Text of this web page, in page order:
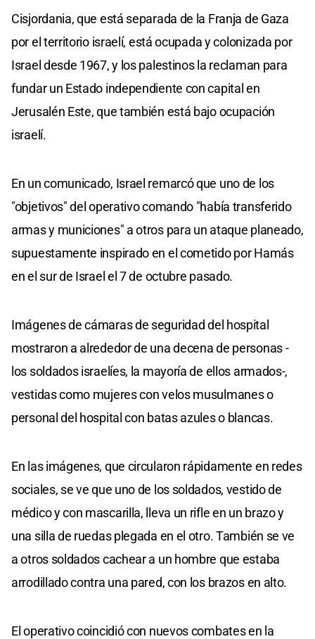
Cisjordania, que está separada de la Franja de Gaza
por el territorio israelí, está ocupada y colonizada por
Israel desde 1967, y los palestinos la reclaman para
fundar un Estado independiente con capital en
Jerusalén Este, que también está bajo ocupación
israelí.
En un comunicado, Israel remarcó que uno de los
"objetivos" del operativo comando "había transferido
armas y municiones" a otros para un ataque planeado,
supuestamente inspirado en el cometido por Hamás
en el sur de Israel el 7 de octubre pasado.
Imágenes de cámaras de seguridad del hospital
mostraron a alrededor de una decena de personas -
los soldados israelíes, la mayoría de ellos armados-,
vestidas como mujeres con velos musulmanes o
personal del hospital con batas azules o blancas.
En las imágenes, que circularon rápidamente en redes
sociales, se ve que uno de los soldados, vestido de
médico y con mascarilla, lleva un rifle en un brazo y
una silla de ruedas plegada en el otro. También se ve
a otros soldados cachear a un hombre que estaba
arrodillado contra una pared, con los brazos en alto.
El operativo coincidió con nuevos combates en la